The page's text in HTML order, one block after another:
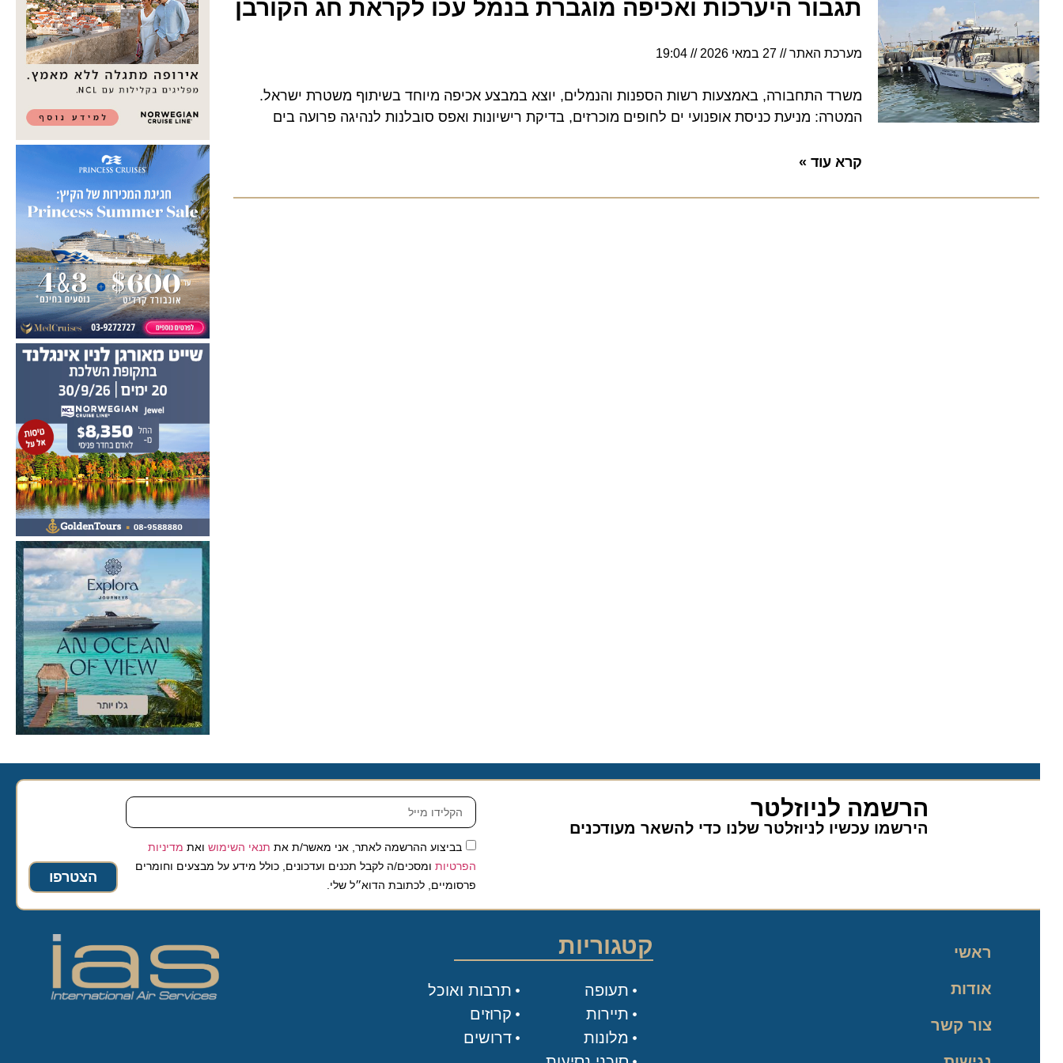
תגבור היערכות ואכיפה מוגברת בנמל עכו לקראת חג הקורבן
מערכת האתר 27 במאי 2026 19:04
משרד התחבורה, באמצעות רשות הספנות והנמלים, יוצא במבצע אכיפה מיוחד בשיתוף משטרת ישראל.
המטרה: מניעת כניסת אופנועי ים לחופים מוכרזים, בדיקת רישיונות ואפס סובלנות לנהיגה פרועה בים
קרא עוד »
הרשמה לניוזלטר
הירשמו עכשיו לניוזלטר שלנו כדי להשאר מעודכנים
בביצוע ההרשמה לאתר, אני מאשר/ת אתתנאי השימושואת מדיניות
הפרטיותומסכים/ה לקבל תכנים ועדכונים, כולל מידע על מבצעים וחומרים
פרסומיים, לכתובת הדוא״ל שלי.
הצטרפו
ראשי
אודות
צור קשר
קטגוריות
תעופה
תיירות
מלונות
תרבות ואוכל
קרוזים
דרושים